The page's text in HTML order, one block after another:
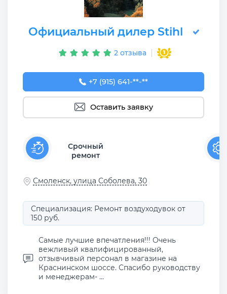
Официальный дилер Stihl
2 отзыва
+7 (915) 641-74-32
+7 (915) 641-**-**
Оставить заявку
Срочный
ремонт
Смоленск, улица Соболева, 30
Специализация: Ремонт воздуходувок от
150 руб.
Самые лучшие впечатления!!! Очень
вежливый квалифицированный,
отзывчивый персонал в магазине на
Краснинском шоссе. Спасибо руководству
и менеджерам- ...